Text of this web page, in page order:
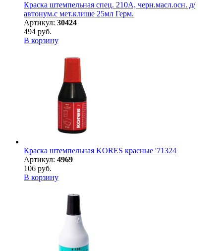
Краска штемпельная спец. 210А, черн.масл.осн. д/
автонум.с мет.клише 25мл Герм.
Артикул: 30424
494 руб.
В корзину
Краска штемпельная KORES красные '71324
Артикул: 4969
106 руб.
В корзину